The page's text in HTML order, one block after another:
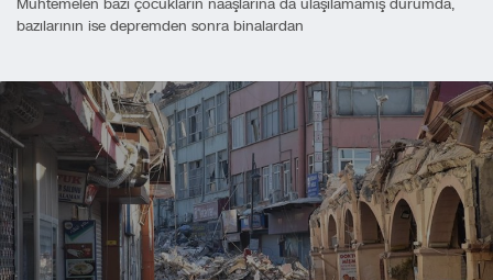
Muhtemelen bazı çocukların naaşlarına da ulaşılamamış durumda,
bazılarının ise depremden sonra binalardan